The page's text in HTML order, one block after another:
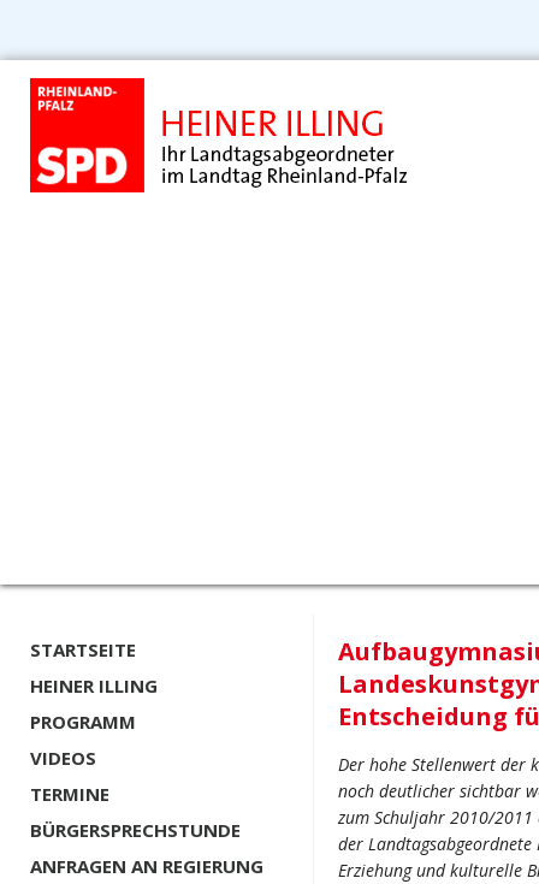
STARTSEITE
HEINER ILLING
PROGRAMM
VIDEOS
TERMINE
BÜRGERSPRECHSTUNDE
ANFRAGEN AN REGIERUNG
Entscheidung
Der hohe Stellenwert der
noch deutlicher sichtbar
zum Schuljahr 2010/2011
der Landtagsabgeordnete
Erziehung und kulturelle